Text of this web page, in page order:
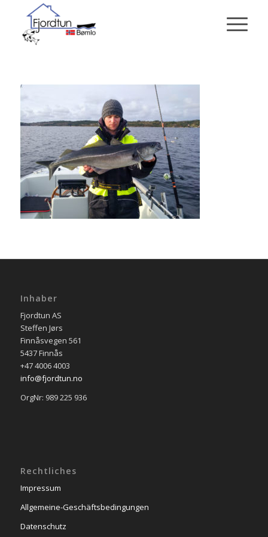
Inhaber
Fjordtun AS
Steffen Jørs
Finnåsvegen 561
5437 Finnås
+47 4006 4003
info@fjordtun.no
OrgNr: 989 225 936
Rechtliches
Impressum
Allgemeine-Geschäftsbedingungen
Datenschutz